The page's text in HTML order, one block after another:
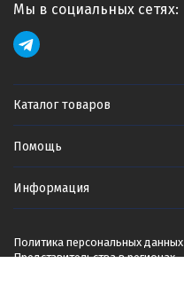
Мы в социальных сетях:
Каталог товаров
Помощь
Информация
Политика персональных данных
Представительства в регионах